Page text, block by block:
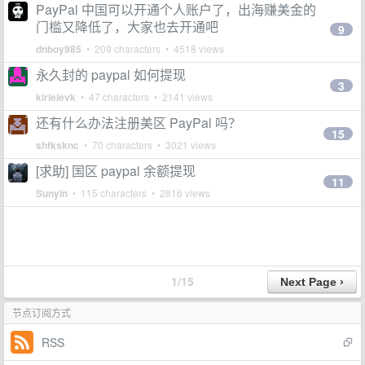
PayPal 中国可以开通个人账户了，出海赚美金的
门槛又降低了，大家也去开通吧
dnboy985 • 209 characters • 4518 views
9
永久封的 paypal 如何提现
kirieievk • 47 characters • 2141 views
3
还有什么办法注册美区 PayPal 吗？
shfksknc • 70 characters • 3021 views
15
[求助] 国区 paypal 余额提现
Sunyin • 115 characters • 2816 views
11
1/15
节点订阅方式
RSS